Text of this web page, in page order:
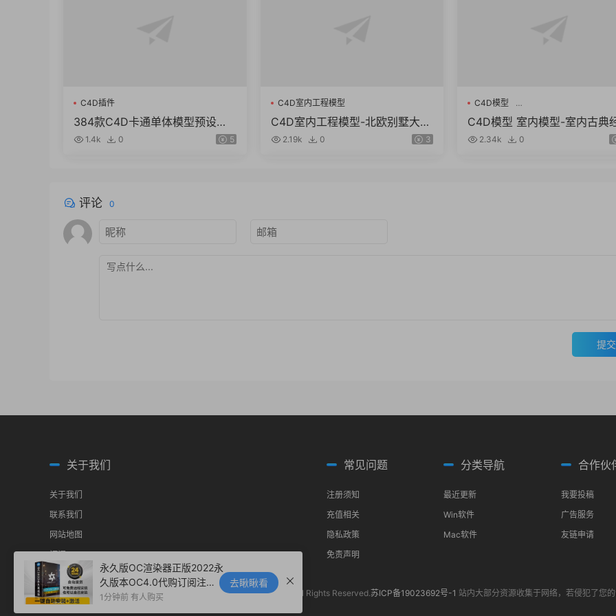
C4D插件
384款C4D卡通单体模型预设合
集植物家居用品云朵obj食物素材l
1.4k 0 5
C4D室内工程模型
C4D室内工程模型-北欧别墅大客
厅室内设计沙发茶几餐厅效果图
2.19k 0 3
C4D模型
室内古典经典红木纹复古楼梯
C4D模型 室内模型-室内古典
典红木纹复古楼梯C4D模型
2.34k 0
评论 0
提交
关于我们
关于我们
联系我们
网站地图
订阅RSS
常见问题
注册须知
充值相关
隐私政策
免责声明
分类导航
最近更新
Win软件
Mac软件
合作伙
我要投稿
广告服务
友链申请
© 2018-2018c4dchina All Rights Reserved.苏ICP备19023692号-1 站内大部分资源收集于网络，若侵犯了您
永久版OC渲染器正版2022永
久版本OC4.0代购订阅注册C
4D插件汉化双语2023 Octa
ne Render渲染器
1分钟前 有人购买
去瞅瞅看